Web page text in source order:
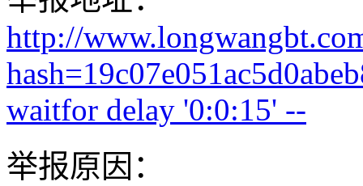
http://
waitfor delay '0:0:15' --
举报原因：